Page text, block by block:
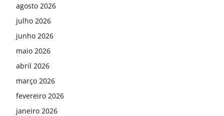
agosto 2026
julho 2026
junho 2026
maio 2026
abril 2026
março 2026
fevereiro 2026
janeiro 2026